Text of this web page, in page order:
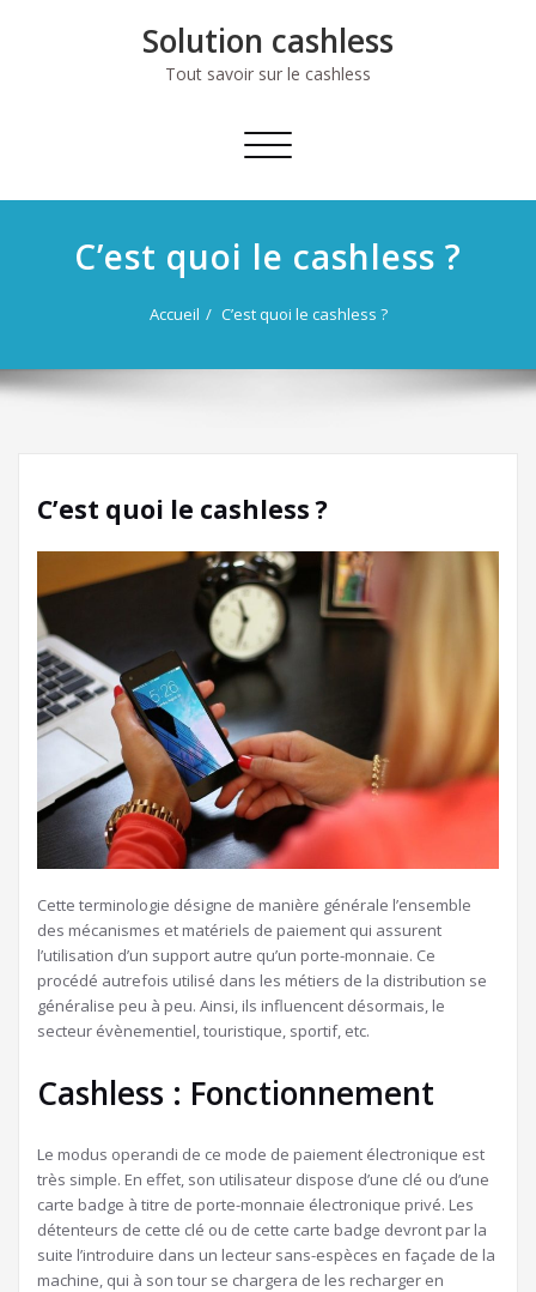
Solution cashless
Tout savoir sur le cashless
Afficher/masquer
navigation
C’est quoi le cashless ?
Accueil C’est quoi le cashless ?
C’est quoi le cashless ?
Cette terminologie désigne de manière générale l’ensemble
des mécanismes et matériels de paiement qui assurent
l’utilisation d’un support autre qu’un porte-monnaie. Ce
procédé autrefois utilisé dans les métiers de la distribution se
généralise peu à peu. Ainsi, ils influencent désormais, le
secteur évènementiel, touristique, sportif, etc.
Cashless : Fonctionnement
Le modus operandi de ce mode de paiement électronique est
très simple. En effet, son utilisateur dispose d’une clé ou d’une
carte badge à titre de porte-monnaie électronique privé. Les
détenteurs de cette clé ou de cette carte badge devront par la
suite l’introduire dans un lecteur sans-espèces en façade de la
machine, qui à son tour se chargera de les recharger en